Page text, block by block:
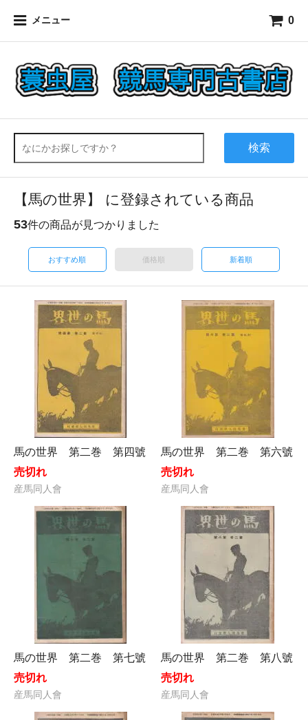
メニュー 0
検索
【馬の世界】 に登録されている商品
53件の商品が見つかりました
おすすめ順 価格順 新着順
馬の世界 第二巻 第四號
売切れ
産馬同人會
馬の世界 第二巻 第六號
売切れ
産馬同人會
馬の世界 第二巻 第七號
売切れ
産馬同人會
馬の世界 第二巻 第八號
売切れ
産馬同人會